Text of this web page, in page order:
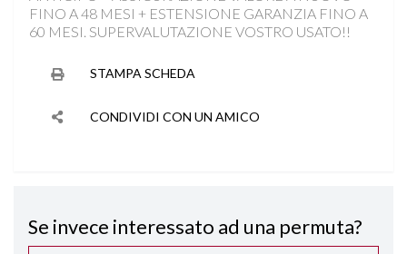
DISATTIVAZIONE AIRBAG LATO PASSEGGERO
KEYLESS GO
FINO A 48 MESI + ESTENSIONE GARANZIA FINO A
60 MESI. SUPERVALUTAZIONE VOSTRO USATO!!
STAMPA SCHEDA
CONDIVIDI CON UN AMICO
Se invece interessato ad una permuta?